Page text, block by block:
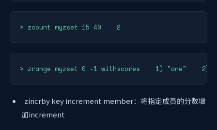
> zcount myzset 15 40    2
> zrange myzset 0 -1 withscores    1) "one"
zincrby key increment member：将指定成员的分数增
加increment